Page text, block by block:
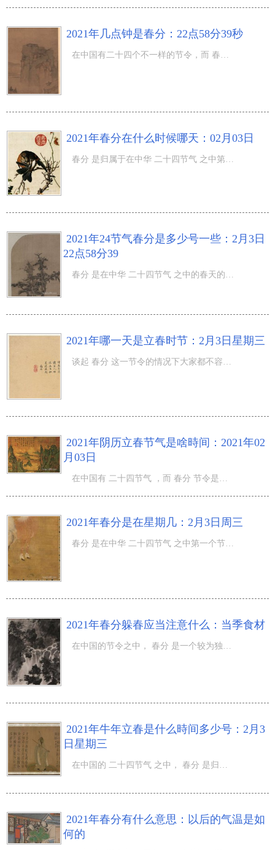
2021年几点钟是春分：22点58分39秒
2021年春分在什么时候哪天：02月03日
2021年24节气春分是多少号一些：2月3日
22点58分39
2021年哪一天是立春时节：2月3日星期三
2021年阴历立春节气是啥時间：2021年02
月03日
在中国有 二十四节气 ，而 春分 节令是归属于在中华在其中一个节令，在春分来临的情况下也意味着了春天到来
2021年春分是在星期几：2月3日周三
春分 是在中华 二十四节气 之中第一个节令，在春分的情况下大家都是会要想去掌握一些有关的专业知识，那麼2
2021年春分躲春应当注意什么：当季食材
在中国的节令之中， 春分 是一个较为独特的节令，是归属于 二十四节气 之中的第一个节令，那麼2021年春分躲
2021年牛年立春是什么時间多少号：2月3
日星期三
在中国的 二十四节气 之中， 春分 是归属于春季之中的节令，而且在立春之后气温也拥有一些转变，那麼2021年
2021年春分有什么意思：以后的气温是如
何的